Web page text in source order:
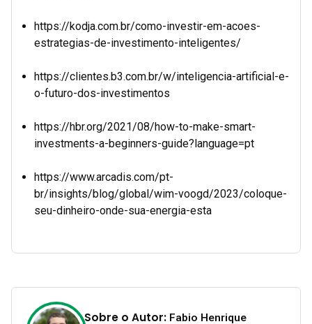
https://kodja.com.br/como-investir-em-acoes-
estrategias-de-investimento-inteligentes/
https://clientes.b3.com.br/w/inteligencia-artificial-e-
o-futuro-dos-investimentos
https://hbr.org/2021/08/how-to-make-smart-
investments-a-beginners-guide?language=pt
https://www.arcadis.com/pt-
br/insights/blog/global/wim-voogd/2023/coloque-
seu-dinheiro-onde-sua-energia-esta
Sobre o Autor: Fabio Henrique